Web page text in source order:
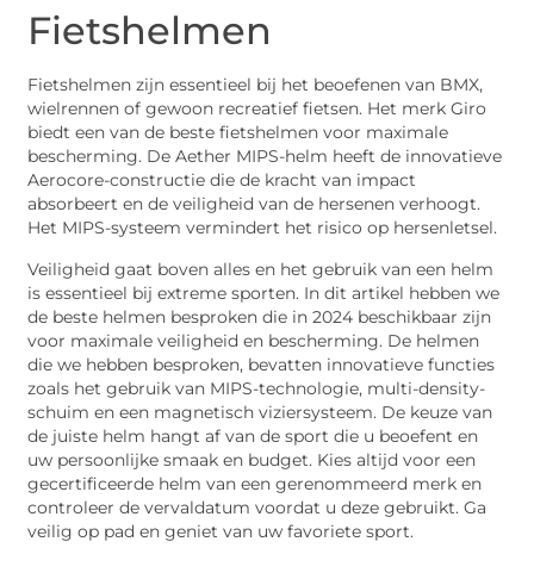
Fietshelmen
Fietshelmen zijn essentieel bij het beoefenen van BMX,
wielrennen of gewoon recreatief fietsen. Het merk Giro
biedt een van de beste fietshelmen voor maximale
bescherming. De Aether MIPS-helm heeft de innovatieve
Aerocore-constructie die de kracht van impact
absorbeert en de veiligheid van de hersenen verhoogt.
Het MIPS-systeem vermindert het risico op hersenletsel.
Veiligheid gaat boven alles en het gebruik van een helm
is essentieel bij extreme sporten. In dit artikel hebben we
de beste helmen besproken die in 2024 beschikbaar zijn
voor maximale veiligheid en bescherming. De helmen
die we hebben besproken, bevatten innovatieve functies
zoals het gebruik van MIPS-technologie, multi-density-
schuim en een magnetisch viziersysteem. De keuze van
de juiste helm hangt af van de sport die u beoefent en
uw persoonlijke smaak en budget. Kies altijd voor een
gecertificeerde helm van een gerenommeerd merk en
controleer de vervaldatum voordat u deze gebruikt. Ga
veilig op pad en geniet van uw favoriete sport.